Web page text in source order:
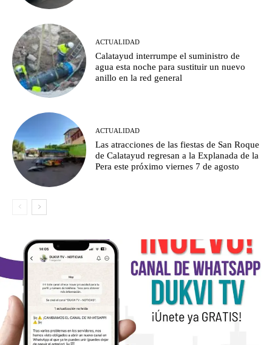
ACTUALIDAD
Calatayud interrumpe el suministro de
agua esta noche para sustituir un nuevo
anillo en la red general
ACTUALIDAD
Las atracciones de las fiestas de San Roque
de Calatayud regresan a la Explanada de la
Pera este próximo viernes 7 de agosto